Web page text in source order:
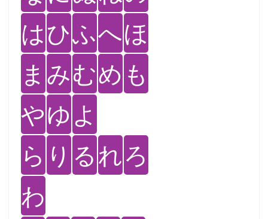
はひふへほ
ま みむめ も
やゆ よ
ら り るれろ
わ